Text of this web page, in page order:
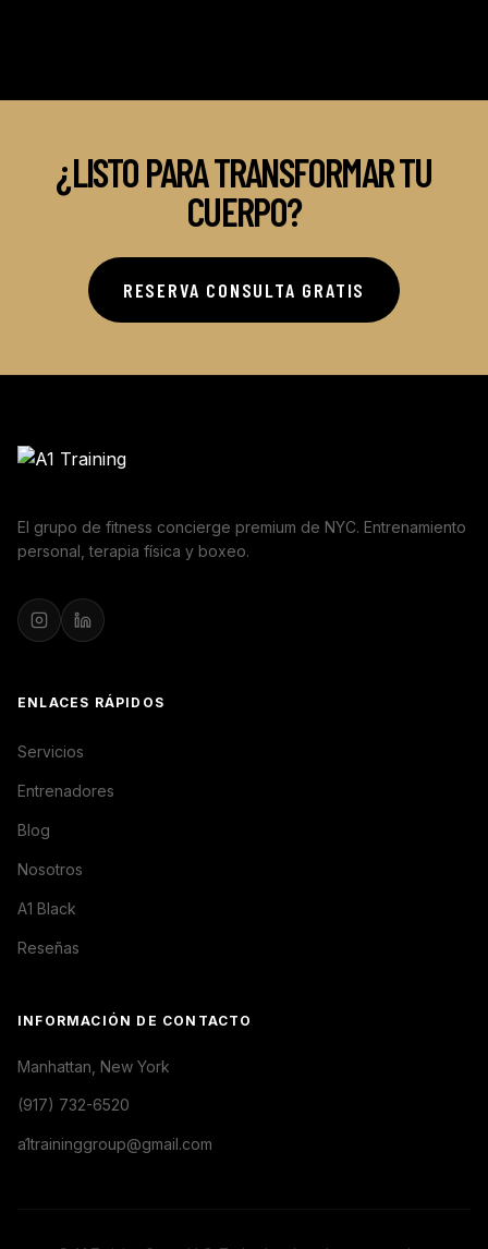
¿LISTO PARA TRANSFORMAR TU
CUERPO?
RESERVA CONSULTA GRATIS
El grupo de fitness concierge premium de NYC. Entrenamiento
personal, terapia física y boxeo.
ENLACES RÁPIDOS
Servicios
Entrenadores
Blog
Nosotros
A1 Black
Reseñas
INFORMACIÓN DE CONTACTO
Manhattan, New York
(917) 732-6520
a1traininggroup@gmail.com